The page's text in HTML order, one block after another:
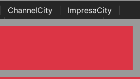
ChannelCity ImpresaCity
| Italian Channel Awards | Italian